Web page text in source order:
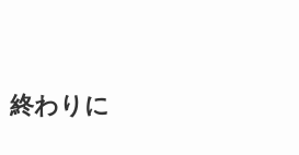
終わりに